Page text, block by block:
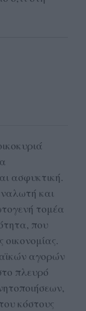
ασφυκτική.
και
τομέα
που
αγορών
πλευρό
κόστους